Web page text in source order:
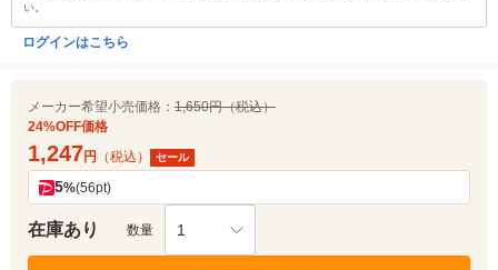
い。
ログインはこちら
メーカー希望小売価格： 1,650円（税込）
24%OFF価格
1,247円 （税込） セール
5%(56pt)
在庫あり 数量 1